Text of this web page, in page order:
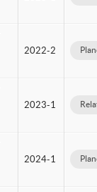
2022-2
2023-1
2024-1